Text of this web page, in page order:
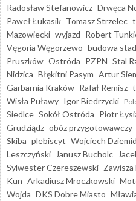
Radosław Stefanowicz Drwęca
Paweł Łukasik Tomasz Strzelec
Mazowiecki wyjazd Robert
Vęgoria Węgorzewo budowa
Pruszków Ostróda PZPN Stal
Nidzica Błękitni Pasym Artur
Garbarnia Kraków Rafał Remisz
Wisła Puławy Igor Biedrzycki
Siedlce Sokół Ostróda Piotr
Grudziądz obóz przygotowawczy
Skiba plebiscyt Wojciech
Leszczyński
Janusz Bucholc
Sylwester Czereszewski Zawisza
Kun Arkadiusz Mroczkowski
Wojda DKS Dobre Miasto